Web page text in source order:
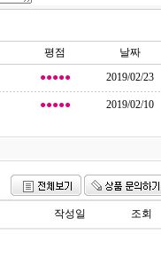
평점
날짜
●●●●● 2019/02/23
●●●●● 2019/02/10
작성일 조회